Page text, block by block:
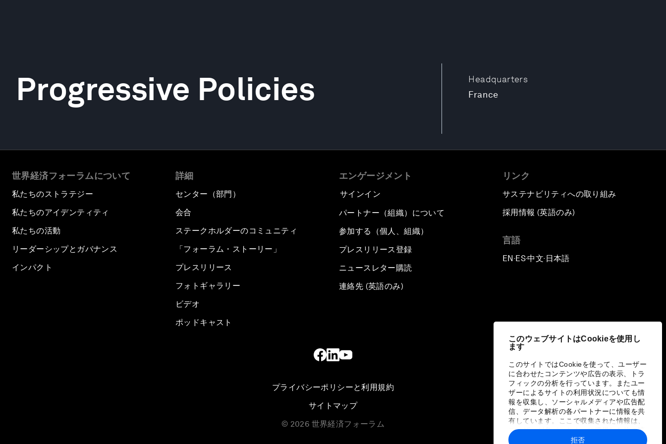
このウェブサイトはCookieを使用し
ます
このサイトではCookieを使って、ユーザー
に合わせたコンテンツや広告の表示、トラ
フィックの分析を行っています。またユー
ザーによるサイトの利用状況についても情
報を収集し、ソーシャルメディアや広告配
信、データ解析の各パートナーに情報を共
有しています。ここで収集された情報は、
ユーザーが各パートナーに提供した他の情
報や各パートナーのサービスを使用した際
拒否
Headquarters
France
Progressive Policies
世界経済フォーラムについて
私たちのストラテジー
私たちのアイデンティティ
私たちの活動
リーダーシップとガバナンス
インパクト
詳細
センター（部門）
会合
ステークホルダーのコミュニティ
「フォーラム・ストーリー」
プレスリリース
フォトギャラリー
ビデオ
ポッドキャスト
エンゲージメント
サインイン
パートナー（組織）について
参加する（個人、組織）
プレスリリース登録
ニュースレター購読
連絡先 (英語のみ)
リンク
サステナビリティへの取り組み
採用情報 (英語のみ)
言語
EN ▪ES▪中文▪ 日本語
プライバシーポリシーと利用規約
サイトマップ
© 2026 世界経済フォーラム